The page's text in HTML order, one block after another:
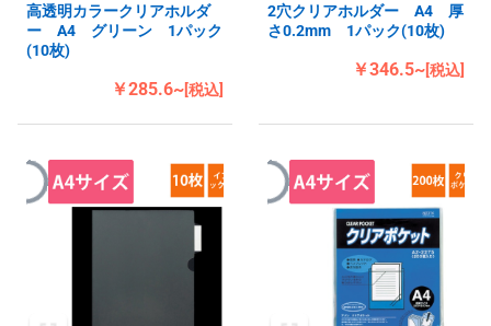
高透明カラークリアホルダ
ー A4 グリーン 1パック
(10枚)
￥285.6~[税込]
2穴クリアホルダー A4 厚
さ0.2mm 1パック(10枚)
￥346.5~[税込]